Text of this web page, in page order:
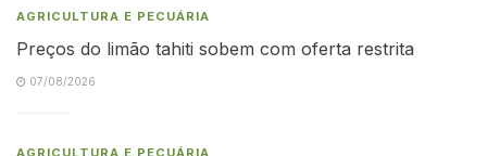
AGRICULTURA E PECUÁRIA
Preços do limão tahiti sobem com oferta restrita
07/08/2026
AGRICULTURA E PECUÁRIA